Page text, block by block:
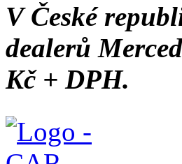
V České
dealerů
Kč + DPH.